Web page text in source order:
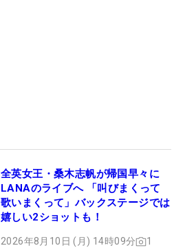
全英女王・桑木志帆が帰国早々に
LANAのライブへ 「叫びまくって
歌いまくって」バックステージでは
嬉しい2ショットも！
2026年8月10日 (月) 14時09分 1